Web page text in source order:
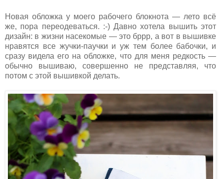
Новая обложка у моего рабочего блокнота — лето всё
же, пора переодеваться. :-) Давно хотела вышить этот
дизайн: в жизни насекомые — это бррр, а вот в вышивке
нравятся все жучки-паучки и уж тем более бабочки, и
сразу видела его на обложке, что для меня редкость —
обычно вышиваю, совершенно не представляя, что
потом с этой вышивкой делать.